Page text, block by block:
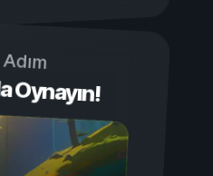
Oynayın!